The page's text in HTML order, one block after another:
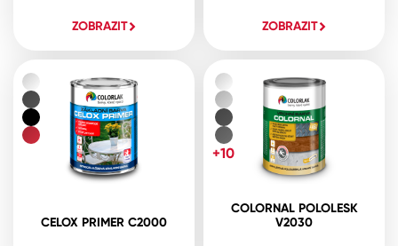
ZOBRAZIT ZOBRAZIT
CELOX PRIMER C2000
COLORNAL POLOLESK
V2030
+10